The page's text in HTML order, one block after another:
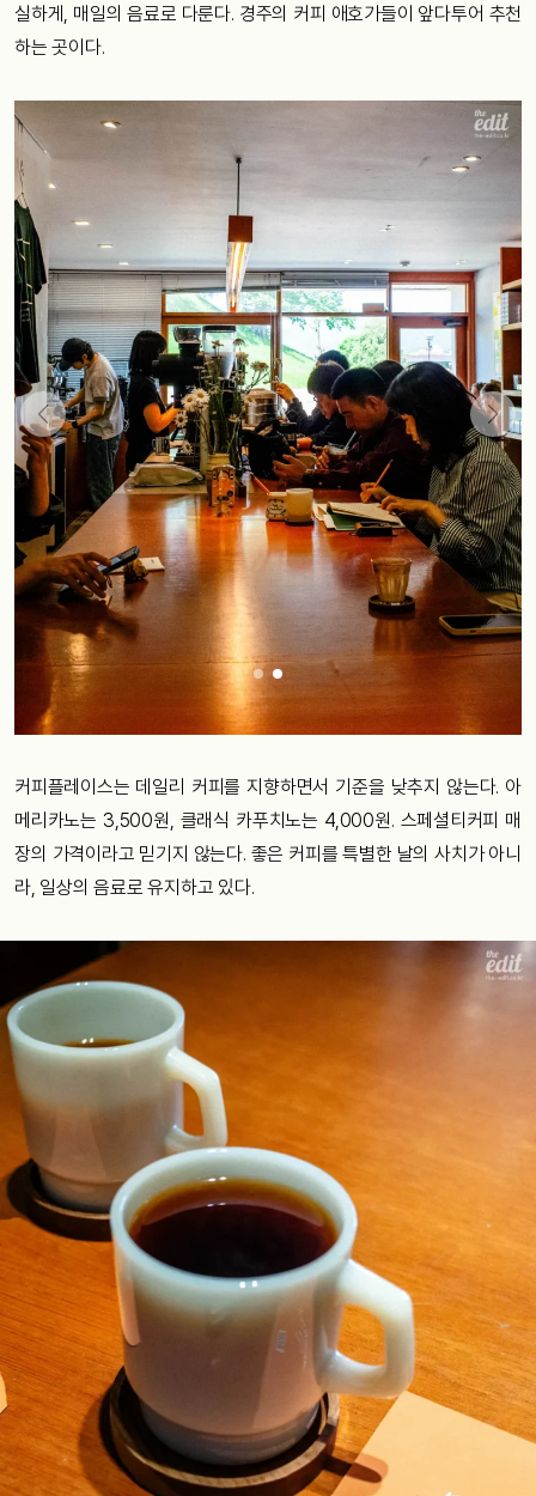
실하게, 매일의 음료로 다룬다. 경주의 커피 애호가들이 앞다투어 추천
하는 곳이다.
커피플레이스는 데일리 커피를 지향하면서 기준을 낮추지 않는다. 아
메리카노는 3,500원, 클래식 카푸치노는 4,000원. 스페셜티커피 매
장의 가격이라고 믿기지 않는다. 좋은 커피를 특별한 날의 사치가 아니
라, 일상의 음료로 유지하고 있다.